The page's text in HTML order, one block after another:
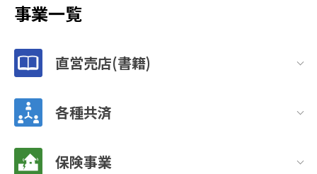
事業一覧
直営売店(書籍)
各種共済
保険事業